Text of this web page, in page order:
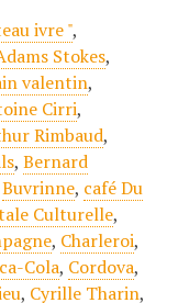
ivre ",
Stokes,
valentin,
Cirri,
Rimbaud,
, Bernard
Buvrinne, café Du
Culturelle,
, Charleroi,
Cola, Cordova,
, Cyrille Tharin,